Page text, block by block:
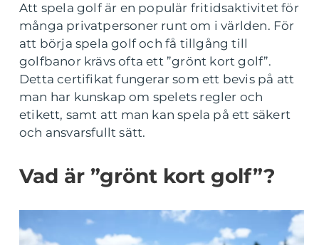
Att spela golf är en populär fritidsaktivitet för
många privatpersoner runt om i världen. För
att börja spela golf och få tillgång till
golfbanor krävs ofta ett ”grönt kort golf”.
Detta certifikat fungerar som ett bevis på att
man har kunskap om spelets regler och
etikett, samt att man kan spela på ett säkert
och ansvarsfullt sätt.
Vad är ”grönt kort golf”?